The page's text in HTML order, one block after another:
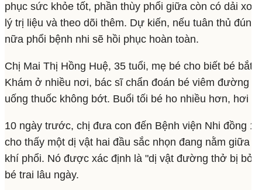
phục sức khỏe tốt, phần thùy phổi giữa còn có dải xơ
lý trị liệu và theo dõi thêm. Dự kiến, nếu tuân thủ
nữa phổi bệnh nhi sẽ hồi phục hoàn toàn.
Chị Mai Thị Hồng Huệ, 35 tuổi, mẹ bé cho biết bé bắt
Khám ở nhiều nơi, bác sĩ chẩn đoán bé viêm đường
uống thuốc không bớt. Buổi tối bé ho nhiều hơn, hơi
10 ngày trước, chị đưa con đến Bệnh viện Nhi đồng 1
cho thấy một dị vật hai đầu sắc nhọn đang nằm giữa
khí phổi. Nó được xác định là "dị vật đường thở bị bỏ
bé trai lâu ngày.